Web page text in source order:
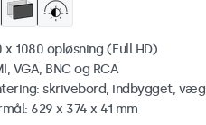
x 1080 opløsning (Full HD)
VGA, BNC og RCA
skrivebord, indbygget, væg
629 x 374 x 41 mm